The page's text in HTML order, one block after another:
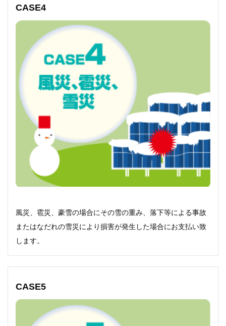
CASE4
風災、雹災、豪雪の場合にその雪の重み、落下等による事故
またはなだれの雪災により損害が発生した場合にお支払い致
します。
CASE5